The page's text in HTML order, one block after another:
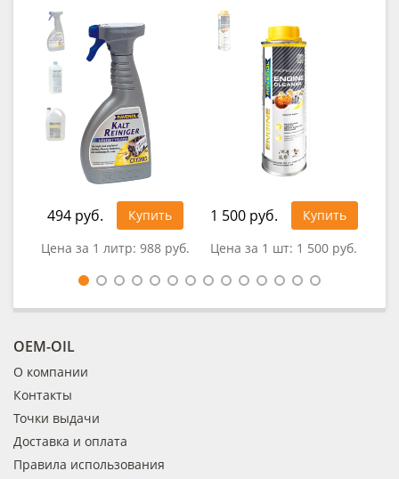
494 руб.
Купить
Цена за 1 литр: 988 руб.
1 500 руб.
Купить
Цена за 1 шт: 1 500 руб.
OEM-OIL
О компании
Контакты
Точки выдачи
Доставка и оплата
Правила использования